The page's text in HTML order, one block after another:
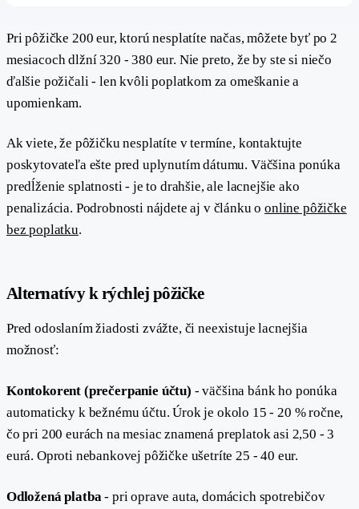
Pri pôžičke 200 eur, ktorú nesplatíte načas, môžete byť po 2
mesiacoch dlžní 320 - 380 eur. Nie preto, že by ste si niečo
ďalšie požičali - len kvôli poplatkom za omeškanie a
upomienkam.
Ak viete, že pôžičku nesplatíte v termíne, kontaktujte
poskytovateľa ešte pred uplynutím dátumu. Väčšina ponúka
predĺženie splatnosti - je to drahšie, ale lacnejšie ako
penalizácia. Podrobnosti nájdete aj v článku oonline pôžičke
bez poplatku.
Alternatívy k rýchlej pôžičke
Pred odoslaním žiadosti zvážte, či neexistuje lacnejšia
možnosť:
Kontokorent (prečerpanie účtu) - väčšina bánk ho ponúka
automaticky k bežnému účtu. Úrok je okolo 15 - 20 % ročne,
čo pri 200 eurách na mesiac znamená preplatok asi 2,50 - 3
eurá. Oproti nebankovej pôžičke ušetríte 25 - 40 eur.
Odložená platba - pri oprave auta, domácich spotrebičov